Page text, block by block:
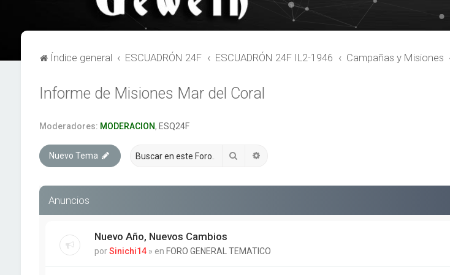
Índice general ESCUADRÓN 24F ESCUADRÓN 24F IL2-1946 Campañas y Misiones
Informe de Misiones Mar del Coral
Moderadores: MODERACION, ESQ24F
Nuevo Tema Buscar
Anuncios
Nuevo Año, Nuevos Cambios
porSinichi14 » en FORO GENERAL TEMATICO